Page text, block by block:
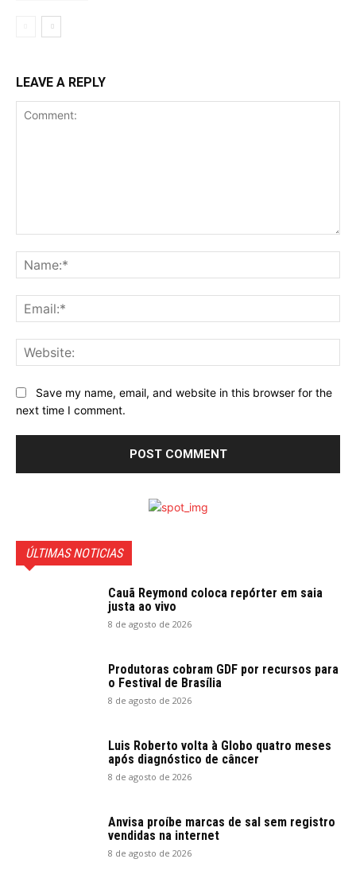
LEAVE A REPLY
Save my name, email, and website in this browser for the
next time I comment.
ÚLTIMAS NOTICIAS
Cauã Reymond coloca repórter em saia
justa ao vivo
8 de agosto de 2026
Produtoras cobram GDF por recursos para
o Festival de Brasília
8 de agosto de 2026
Luis Roberto volta à Globo quatro meses
após diagnóstico de câncer
8 de agosto de 2026
Anvisa proíbe marcas de sal sem registro
vendidas na internet
8 de agosto de 2026